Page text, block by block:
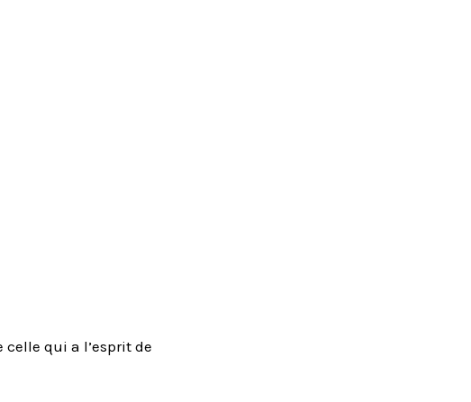
celle qui a l’esprit de